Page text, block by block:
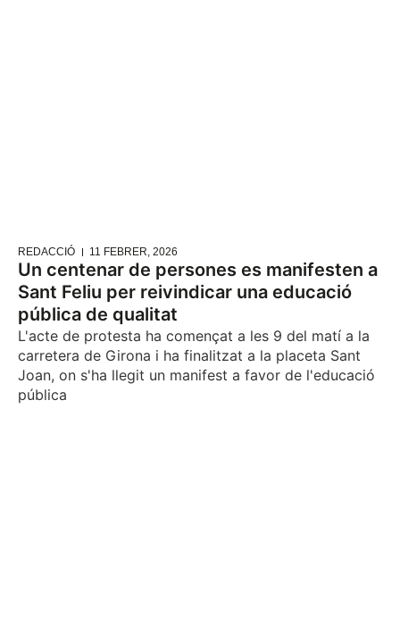
REDACCIÓ 11 FEBRER, 2026
Un centenar de persones es manifesten a
Sant Feliu per reivindicar una educació
pública de qualitat
L'acte de protesta ha començat a les 9 del matí a la
carretera de Girona i ha finalitzat a la placeta Sant
Joan, on s'ha llegit un manifest a favor de l'educació
pública